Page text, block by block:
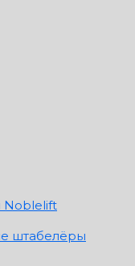
Noblelift
штабелёры